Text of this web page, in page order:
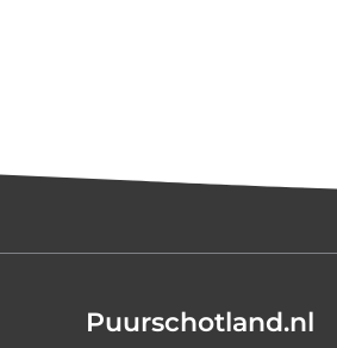
Puurschotland.nl